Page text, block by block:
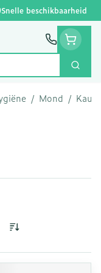
Snelle beschikbaarheid
Zoek
/ Mond /